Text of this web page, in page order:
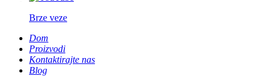
Brze veze
Dom
Proizvodi
Kontaktirajte nas
Blog